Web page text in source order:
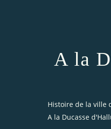
A la
Histoire de la ville
A la Ducasse